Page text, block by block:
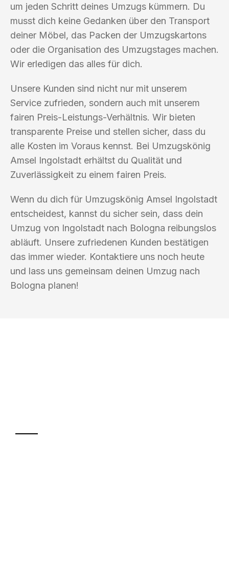
um jeden Schritt deines Umzugs kümmern. Du
musst dich keine Gedanken über den Transport
deiner Möbel, das Packen der Umzugskartons
oder die Organisation des Umzugstages machen.
Wir erledigen das alles für dich.
Unsere Kunden sind nicht nur mit unserem
Service zufrieden, sondern auch mit unserem
fairen Preis-Leistungs-Verhältnis. Wir bieten
transparente Preise und stellen sicher, dass du
alle Kosten im Voraus kennst. Bei Umzugskönig
Amsel Ingolstadt erhältst du Qualität und
Zuverlässigkeit zu einem fairen Preis.
Wenn du dich für Umzugskönig Amsel Ingolstadt
entscheidest, kannst du sicher sein, dass dein
Umzug von Ingolstadt nach Bologna reibungslos
abläuft. Unsere zufriedenen Kunden bestätigen
das immer wieder. Kontaktiere uns noch heute
und lass uns gemeinsam deinen Umzug nach
Bologna planen!